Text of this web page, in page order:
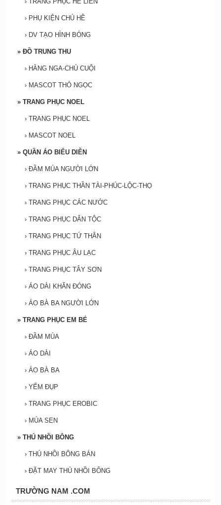
› PHỤ KIỆN CHÚ HỀ
› DV TẠO HÌNH BÓNG
» ĐỒ TRUNG THU
› HẰNG NGA-CHÚ CUỘI
› MASCOT THỎ NGỌC
» TRANG PHỤC NOEL
› TRANG PHỤC NOEL
› MASCOT NOEL
» QUẦN ÁO BIỂU DIỄN
› ĐẦM MÚA NGƯỜI LỚN
› TRANG PHỤC THẦN TÀI-PHÚC-LỘC-THỌ
› TRANG PHỤC CÁC NƯỚC
› TRANG PHỤC DÂN TỘC
› TRANG PHỤC TỨ THÂN
› TRANG PHỤC ÂU LẠC
› TRANG PHỤC TÂY SƠN
› ÁO DÀI KHĂN ĐÓNG
› ÁO BÀ BA NGƯỜI LỚN
» TRANG PHỤC EM BÉ
› ĐẦM MÚA
› ÁO DÀI
› ÁO BÀ BA
› YẾM ĐỤP
› TRANG PHỤC EROBIC
› MÚA SEN
» THÚ NHỒI BÔNG
› THÚ NHỒI BÔNG BÁN
› ĐẶT MAY THÚ NHỒI BÔNG
TRƯỜNG NAM .COM